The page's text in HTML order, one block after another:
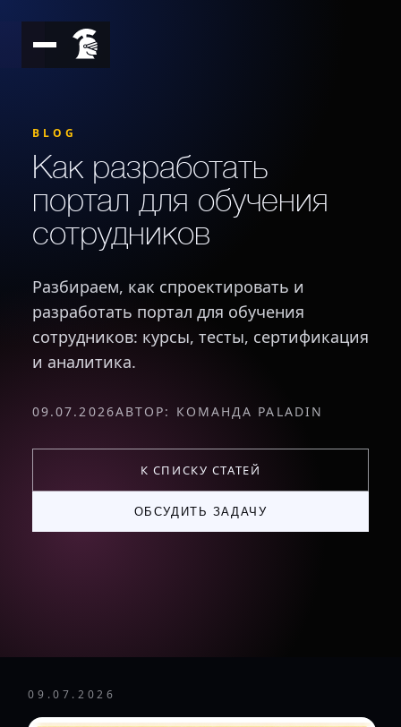
BLOG
Как разработать
портал для обучения
сотрудников
Разбираем, как спроектировать и
разработать портал для обучения
сотрудников: курсы, тесты, сертификация
и аналитика.
09.07.2026АВТОР: КОМАНДА PALADIN
К СПИСКУ СТАТЕЙ
ОБСУДИТЬ ЗАДАЧУ
09.07.2026